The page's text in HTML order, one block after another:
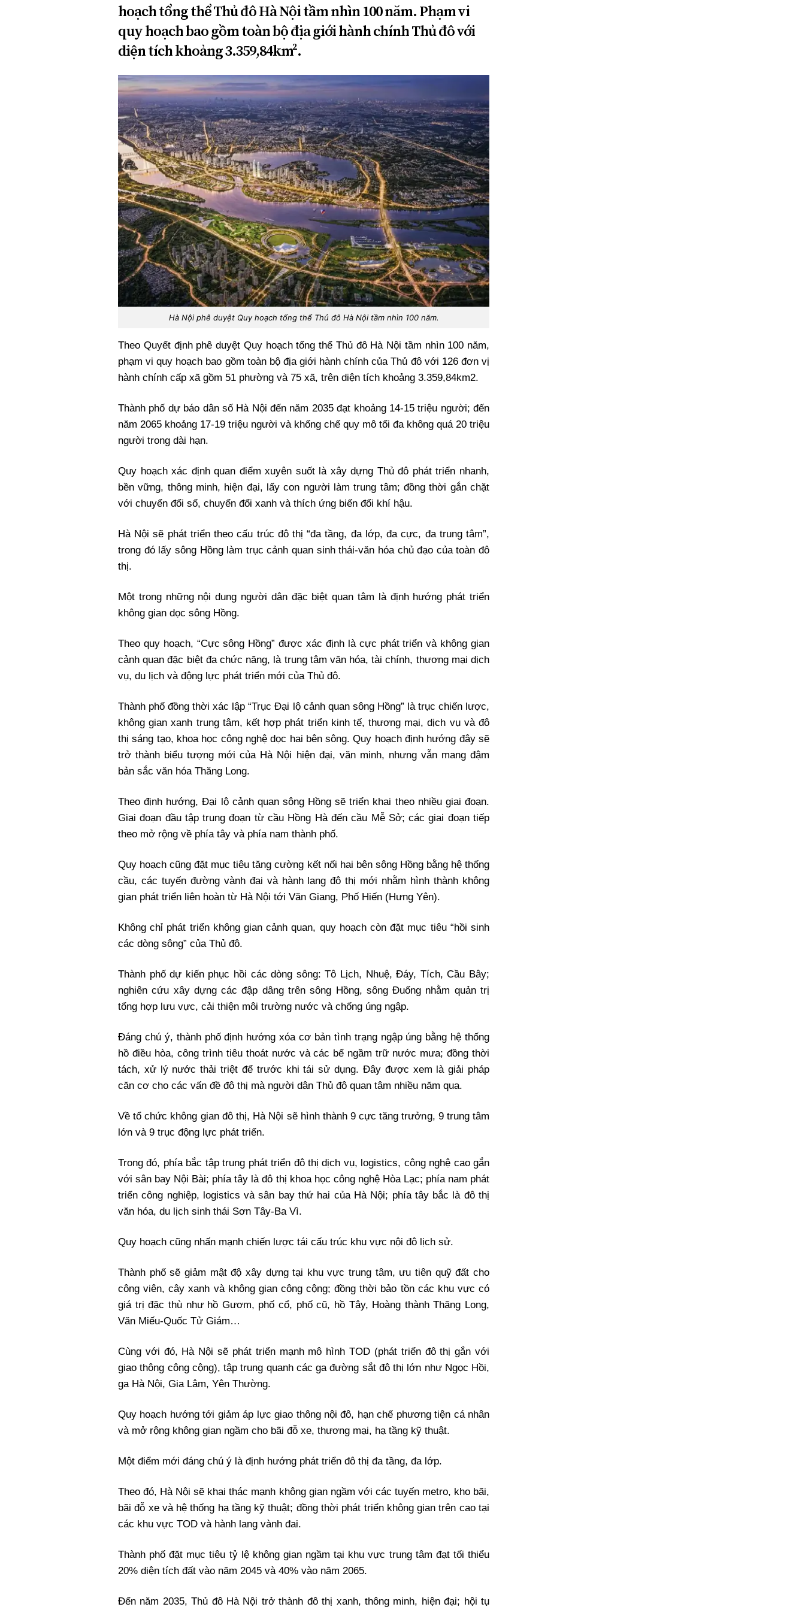
Xi nhan Trái Phải
Bạn đọc viết
hoạch tổng thể Thủ đô Hà Nội tầm nhìn 100 năm. Phạm vi
quy hoạch bao gồm toàn bộ địa giới hành chính Thủ đô với
diện tích khoảng 3.359,84km².
Hà Nội phê duyệt Quy hoạch tổng thể Thủ đô Hà Nội tầm nhìn 100 năm.
Theo Quyết định phê duyệt Quy hoạch tổng thể Thủ đô Hà Nội tầm nhìn 100 năm,
phạm vi quy hoạch bao gồm toàn bộ địa giới hành chính của Thủ đô với 126 đơn vị
hành chính cấp xã gồm 51 phường và 75 xã, trên diện tích khoảng 3.359,84km2.
Thành phố dự báo dân số Hà Nội đến năm 2035 đạt khoảng 14-15 triệu người; đến
năm 2065 khoảng 17-19 triệu người và khống chế quy mô tối đa không quá 20 triệu
người trong dài hạn.
Quy hoạch xác định quan điểm xuyên suốt là xây dựng Thủ đô phát triển nhanh,
bền vững, thông minh, hiện đại, lấy con người làm trung tâm; đồng thời gắn chặt
với chuyển đổi số, chuyển đổi xanh và thích ứng biến đổi khí hậu.
Hà Nội sẽ phát triển theo cấu trúc đô thị “đa tầng, đa lớp, đa cực, đa trung tâm”,
trong đó lấy sông Hồng làm trục cảnh quan sinh thái-văn hóa chủ đạo của toàn đô
thị.
Một trong những nội dung người dân đặc biệt quan tâm là định hướng phát triển
không gian dọc sông Hồng.
Theo quy hoạch, “Cực sông Hồng” được xác định là cực phát triển và không gian
cảnh quan đặc biệt đa chức năng, là trung tâm văn hóa, tài chính, thương mại dịch
vụ, du lịch và động lực phát triển mới của Thủ đô.
Thành phố đồng thời xác lập “Trục Đại lộ cảnh quan sông Hồng” là trục chiến lược,
không gian xanh trung tâm, kết hợp phát triển kinh tế, thương mại, dịch vụ và đô
thị sáng tạo, khoa học công nghệ dọc hai bên sông. Quy hoạch định hướng đây sẽ
trở thành biểu tượng mới của Hà Nội hiện đại, văn minh, nhưng vẫn mang đậm
bản sắc văn hóa Thăng Long.
Theo định hướng, Đại lộ cảnh quan sông Hồng sẽ triển khai theo nhiều giai đoạn.
Giai đoạn đầu tập trung đoạn từ cầu Hồng Hà đến cầu Mễ Sở; các giai đoạn tiếp
theo mở rộng về phía tây và phía nam thành phố.
Quy hoạch cũng đặt mục tiêu tăng cường kết nối hai bên sông Hồng bằng hệ thống
cầu, các tuyến đường vành đai và hành lang đô thị mới nhằm hình thành không
gian phát triển liên hoàn từ Hà Nội tới Văn Giang, Phố Hiến (Hưng Yên).
Không chỉ phát triển không gian cảnh quan, quy hoạch còn đặt mục tiêu “hồi sinh
các dòng sông” của Thủ đô.
Thành phố dự kiến phục hồi các dòng sông: Tô Lịch, Nhuệ, Đáy, Tích, Cầu Bây;
nghiên cứu xây dựng các đập dâng trên sông Hồng, sông Đuống nhằm quản trị
tổng hợp lưu vực, cải thiện môi trường nước và chống úng ngập.
Đáng chú ý, thành phố định hướng xóa cơ bản tình trạng ngập úng bằng hệ thống
hồ điều hòa, công trình tiêu thoát nước và các bể ngầm trữ nước mưa; đồng thời
tách, xử lý nước thải triệt để trước khi tái sử dụng. Đây được xem là giải pháp
căn cơ cho các vấn đề đô thị mà người dân Thủ đô quan tâm nhiều năm qua.
Về tổ chức không gian đô thị, Hà Nội sẽ hình thành 9 cực tăng trưởng, 9 trung tâm
lớn và 9 trục động lực phát triển.
Trong đó, phía bắc tập trung phát triển đô thị dịch vụ, logistics, công nghệ cao gắn
với sân bay Nội Bài; phía tây là đô thị khoa học công nghệ Hòa Lạc; phía nam phát
triển công nghiệp, logistics và sân bay thứ hai của Hà Nội; phía tây bắc là đô thị
văn hóa, du lịch sinh thái Sơn Tây-Ba Vì.
Quy hoạch cũng nhấn mạnh chiến lược tái cấu trúc khu vực nội đô lịch sử.
Thành phố sẽ giảm mật độ xây dựng tại khu vực trung tâm, ưu tiên quỹ đất cho
công viên, cây xanh và không gian công cộng; đồng thời bảo tồn các khu vực có
giá trị đặc thù như hồ Gươm, phố cổ, phố cũ, hồ Tây, Hoàng thành Thăng Long,
Văn Miếu-Quốc Tử Giám…
Cùng với đó, Hà Nội sẽ phát triển mạnh mô hình TOD (phát triển đô thị gắn với
giao thông công cộng), tập trung quanh các ga đường sắt đô thị lớn như Ngọc Hồi,
ga Hà Nội, Gia Lâm, Yên Thường.
Quy hoạch hướng tới giảm áp lực giao thông nội đô, hạn chế phương tiện cá nhân
và mở rộng không gian ngầm cho bãi đỗ xe, thương mại, hạ tầng kỹ thuật.
Một điểm mới đáng chú ý là định hướng phát triển đô thị đa tầng, đa lớp.
Theo đó, Hà Nội sẽ khai thác mạnh không gian ngầm với các tuyến metro, kho bãi,
bãi đỗ xe và hệ thống hạ tầng kỹ thuật; đồng thời phát triển không gian trên cao tại
các khu vực TOD và hành lang vành đai.
Thành phố đặt mục tiêu tỷ lệ không gian ngầm tại khu vực trung tâm đạt tối thiểu
20% diện tích đất vào năm 2045 và 40% vào năm 2065.
Đến năm 2035, Thủ đô Hà Nội trở thành đô thị xanh, thông minh, hiện đại; hội tụ